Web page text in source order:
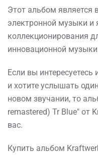
Этот альбом
электронной музыки и
коллекционирования
инновационной
Если вы
и хотите услышать
новом звучании, то
remastered) Tr Blue" от
вас.
Купить альбом